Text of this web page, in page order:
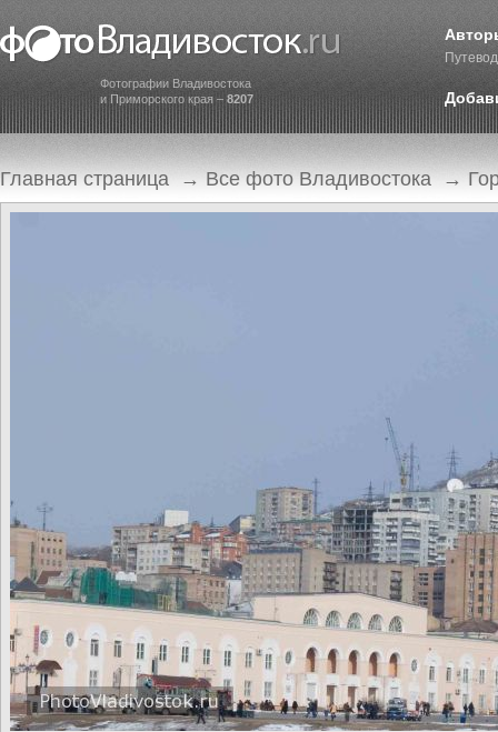
Фотографии Владивостока
и Приморского края – 8207
Главная страница → Все фото Владивостока →